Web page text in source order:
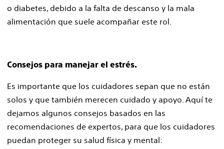
o diabetes, debido a la falta de descanso y la mala
alimentación que suele acompañar este rol.
Consejos para manejar el estrés.
Es importante que los cuidadores sepan que no están
solos y que también merecen cuidado y apoyo. Aquí te
dejamos algunos consejos basados en las
recomendaciones de expertos, para que los cuidadores
puedan proteger su salud física y mental: